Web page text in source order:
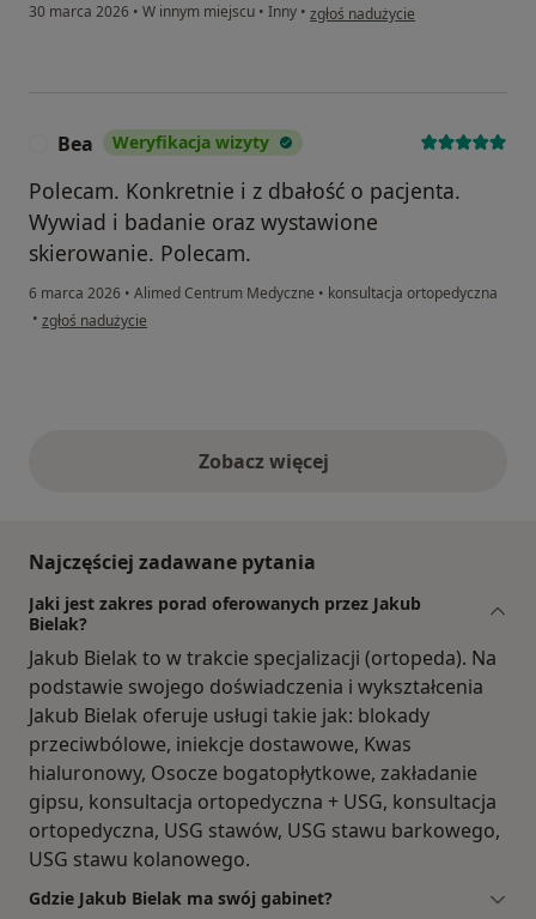
30 marca 2026 • W innym miejscu • Inny • w opinii użytkownika Sandra
zgłoś nadużycie
Bea Weryfikacja wizyty
Polecam. Konkretnie i z dbałość o pacjenta.
Wywiad i badanie oraz wystawione
skierowanie. Polecam.
6 marca 2026 • Alimed Centrum Medyczne • konsultacja ortopedyczna
• w opinii użytkownika Bea
zgłoś nadużycie
Zobacz więcejopinie powyżej
Najczęściej zadawane pytania
Jaki jest zakres porad oferowanych przez Jakub
Bielak?
Jakub Bielak to w trakcie specjalizacji (ortopeda). Na
podstawie swojego doświadczenia i wykształcenia
Jakub Bielak oferuje usługi takie jak: blokady
przeciwbólowe, iniekcje dostawowe, Kwas
hialuronowy, Osocze bogatopłytkowe, zakładanie
gipsu, konsultacja ortopedyczna + USG, konsultacja
ortopedyczna, USG stawów, USG stawu barkowego,
USG stawu kolanowego.
Gdzie Jakub Bielak ma swój gabinet?